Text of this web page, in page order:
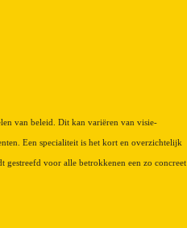
van beleid. Dit kan variëren van visie-
Een specialiteit is het kort en overzichtelijk
gestreefd voor alle betrokkenen een zo concreet